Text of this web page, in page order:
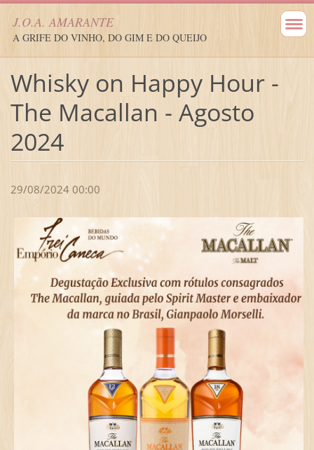
J.O.A. AMARANTE
A GRIFE DO VINHO, DO GIM E DO QUEIJO
Whisky on Happy Hour -
The Macallan - Agosto
2024
29/08/2024 00:00